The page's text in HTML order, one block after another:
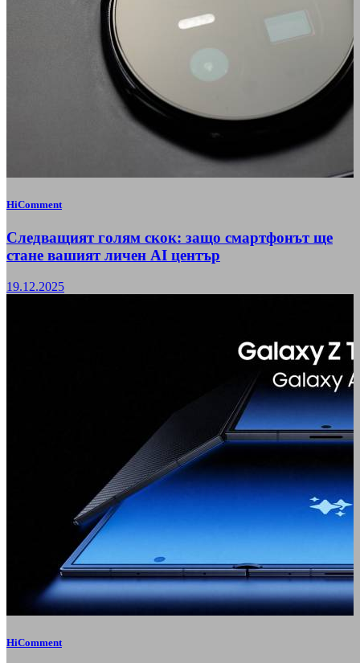
HiComment
Следващият голям скок: защо смартфонът ще
стане вашият личен AI център
19.12.2025
HiComment